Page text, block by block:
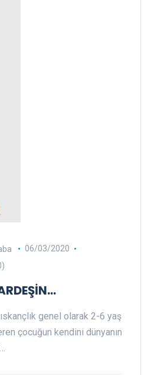
06/03/2020
genel olarak 2-6 yaş
çocuğun kendini dünyanın